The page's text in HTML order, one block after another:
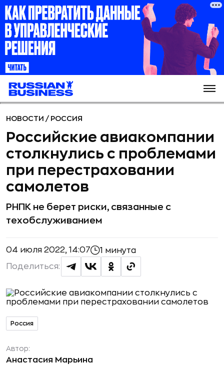
НОВОСТИ / РОССИЯ
Российские авиакомпании
столкнулись с проблемами
при перестраховании
самолетов
РНПК не берет риски, связанные с
техобслуживанием
04 июля 2022, 14:07 1 минута
Поделиться:
Россия
Автор:
Анастасия Марьина